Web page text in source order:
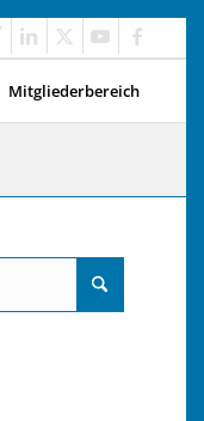
Mitgliederbereich